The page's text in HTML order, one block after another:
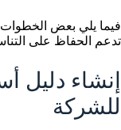
فيما يلي بعض الخطوات
تدعم الحفاظ على
إنشاء دليل
للشركة